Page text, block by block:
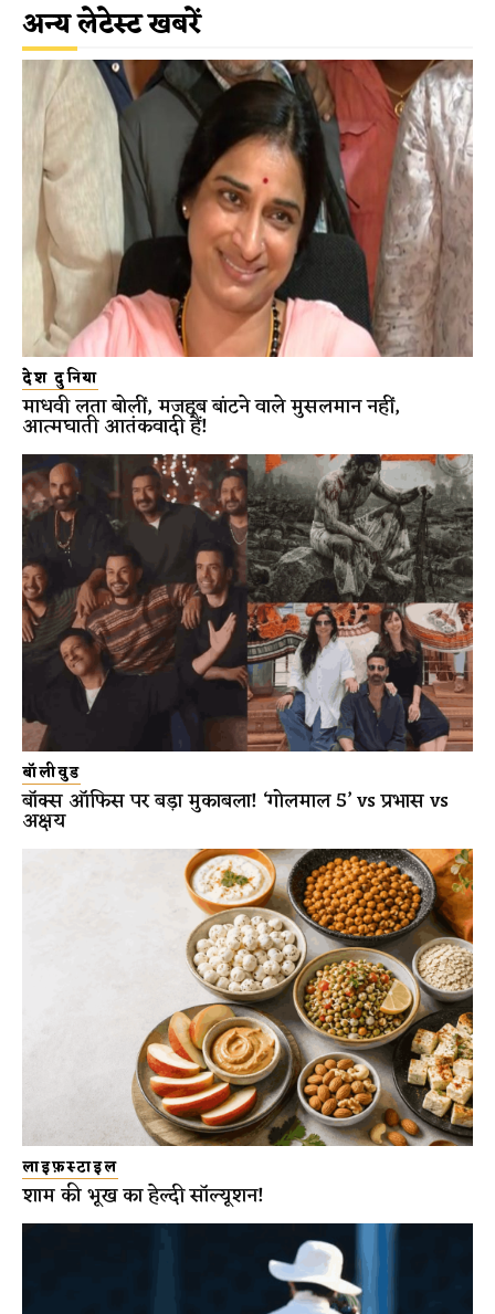
अन्य लेटेस्ट खबरें
देश दुनिया
माधवी लता बोलीं, मजहब बांटने वाले मुसलमान नहीं,
आत्मघाती आतंकवादी हैं!
बॉलीवुड
बॉक्स ऑफिस पर बड़ा मुकाबला! ‘गोलमाल 5’ vs प्रभास vs
अक्षय
लाइफ़स्टाइल
शाम की भूख का हेल्दी सॉल्यूशन!